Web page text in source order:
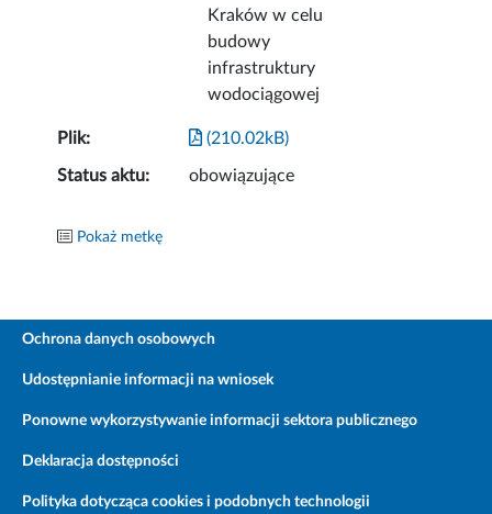
Kraków w celu
budowy
infrastruktury
wodociągowej
Plik: (210.02kB)
Status aktu: obowiązujące
Pokaż metkę
Ochrona danych osobowych
Udostępnianie informacji na wniosek
Ponowne wykorzystywanie informacji sektora publicznego
Deklaracja dostępności
Polityka dotycząca cookies i podobnych technologii